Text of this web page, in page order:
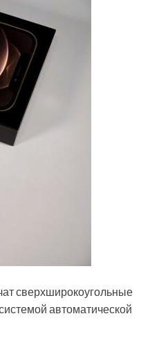
сверхширокоугольные
автоматической